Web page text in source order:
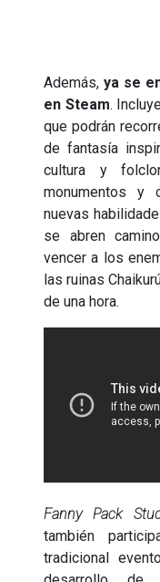
Además, ya se
en Steam.
que podrán
de fantasía
cultura y
monumentos y
nuevas
se abren
vencer a los
las ruinas
de una hora.
Fanny Pack
también
tradicional